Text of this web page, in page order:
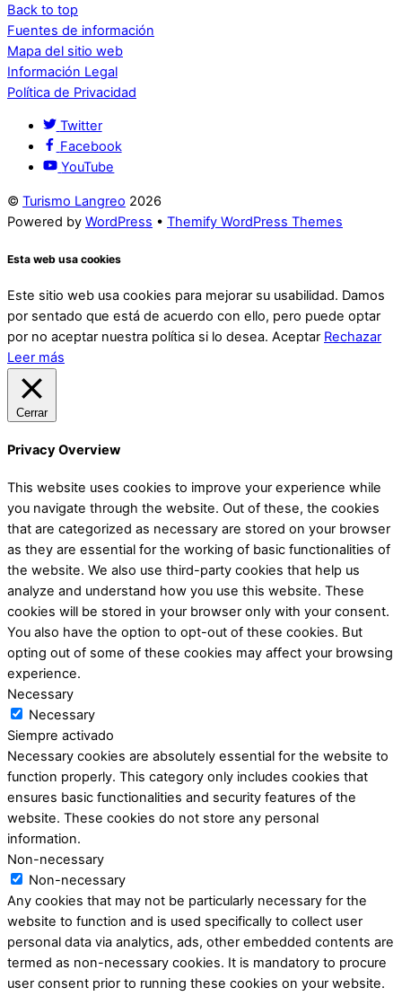
Back to top
Fuentes de información
Mapa del sitio web
Información Legal
Política de Privacidad
Twitter
Facebook
YouTube
© Turismo Langreo 2026
Powered by WordPress • Themify WordPress Themes
Esta web usa cookies
Este sitio web usa cookies para mejorar su usabilidad. Damos
por sentado que está de acuerdo con ello, pero puede optar
por no aceptar nuestra política si lo desea. Aceptar Rechazar
Leer más
Cerrar
Privacy Overview
This website uses cookies to improve your experience while
you navigate through the website. Out of these, the cookies
that are categorized as necessary are stored on your browser
as they are essential for the working of basic functionalities of
the website. We also use third-party cookies that help us
analyze and understand how you use this website. These
cookies will be stored in your browser only with your consent.
You also have the option to opt-out of these cookies. But
opting out of some of these cookies may affect your browsing
experience.
Necessary
Necessary
Siempre activado
Necessary cookies are absolutely essential for the website to
function properly. This category only includes cookies that
ensures basic functionalities and security features of the
website. These cookies do not store any personal
information.
Non-necessary
Non-necessary
Any cookies that may not be particularly necessary for the
website to function and is used specifically to collect user
personal data via analytics, ads, other embedded contents are
termed as non-necessary cookies. It is mandatory to procure
user consent prior to running these cookies on your website.